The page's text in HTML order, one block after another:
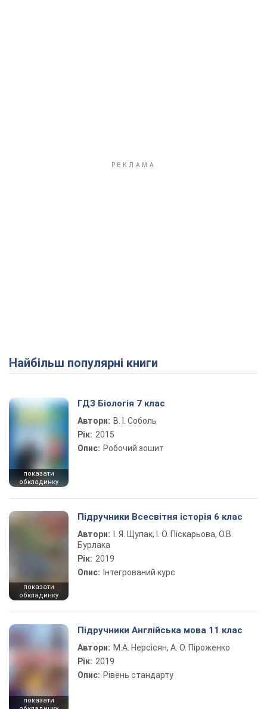
Найбільш популярні книги
показати
обкладинку
ГДЗ Біологія 7 клас
Автори: В. І. Соболь
Рік: 2015
Опис: Робочий зошит
показати
обкладинку
Підручники Всесвітня історія 6 клас
Автори:
І. Я. Щупак, І. О. Піскарьова, О.В.
Бурлака
Рік: 2019
Опис: Інтегрований курс
показати
Підручники Англійська мова 11 клас
Автори: М.А. Нерсісян, А. О. Піроженко
Рік: 2019
Опис: Рівень стандарту